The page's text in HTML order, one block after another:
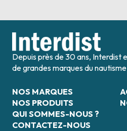
Depuis près de 30 ans, Interdist
de grandes marques du
NOS MARQUES
NOS PRODUITS
QUI SOMMES-NOUS ?
CONTACTEZ-NOUS